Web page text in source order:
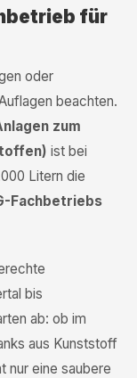
für
oder
beachten.
zum
ist bei
Litern die
Fachbetriebs
bis
ab: ob im
aus Kunststoff
nur eine saubere